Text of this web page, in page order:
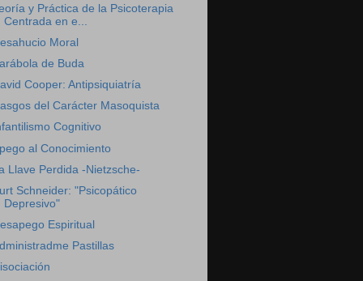
y Práctica de la Psicoterapia
Centrada en e...
Moral
de Buda
Cooper: Antipsiquiatría
del Carácter Masoquista
Cognitivo
al Conocimiento
Llave Perdida -Nietzsche-
Schneider: "Psicopático
Depresivo"
Espiritual
Pastillas